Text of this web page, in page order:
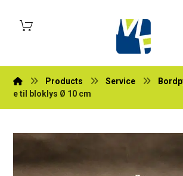
Products Service
e til bloklys Ø 10 cm